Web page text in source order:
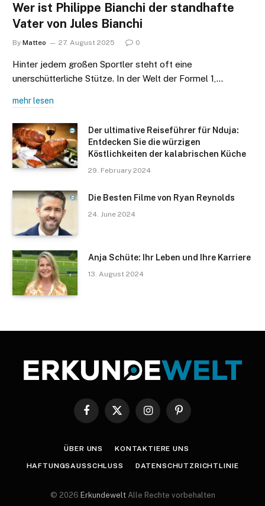
Wer ist Philippe Bianchi der standhafte
Vater von Jules Bianchi
By Matteo 27. August 2025 0
Hinter jedem großen Sportler steht oft eine
unerschütterliche Stütze. In der Welt der Formel 1,…
mehr lesen
Der ultimative Reiseführer für Nduja:
Entdecken Sie die würzigen
Köstlichkeiten der kalabrischen Küche
29. February 2024
Die Besten Filme von Ryan Reynolds
24. June 2024
Anja Schüte: Ihr Leben und Ihre Karriere
13. August 2024
Facebook
X
InstagramPinterest
ÜBER UNS KONTAKTIERE UNS
HAFTUNGSAUSSCHLUSS DATENSCHUTZRICHTLINIE
© 2026 Erkundewelt Alle Rechte vorbehalten